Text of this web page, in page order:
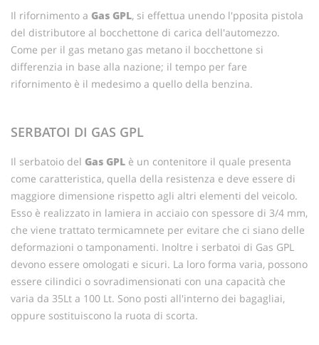
Il rifornimento a Gas GPL, si effettua unendo l'pposita pistola
del distributore al bocchettone di carica dell'automezzo.
Come per il gas metano gas metano il bocchettone si
differenzia in base alla nazione; il tempo per fare
rifornimento è il medesimo a quello della benzina.
SERBATOI DI GAS GPL
Il serbatoio del Gas GPL è un contenitore il quale presenta
come caratteristica, quella della resistenza e deve essere di
maggiore dimensione rispetto agli altri elementi del veicolo.
Esso è realizzato in lamiera in acciaio con spessore di 3/4 mm,
che viene trattato termicamnete per evitare che ci siano delle
deformazioni o tamponamenti. Inoltre i serbatoi di Gas GPL
devono essere omologati e sicuri. La loro forma varia, possono
essere cilindici o sovradimensionati con una capacità che
varia da 35Lt a 100 Lt. Sono posti all'interno dei bagagliai,
oppure sostituiscono la ruota di scorta.